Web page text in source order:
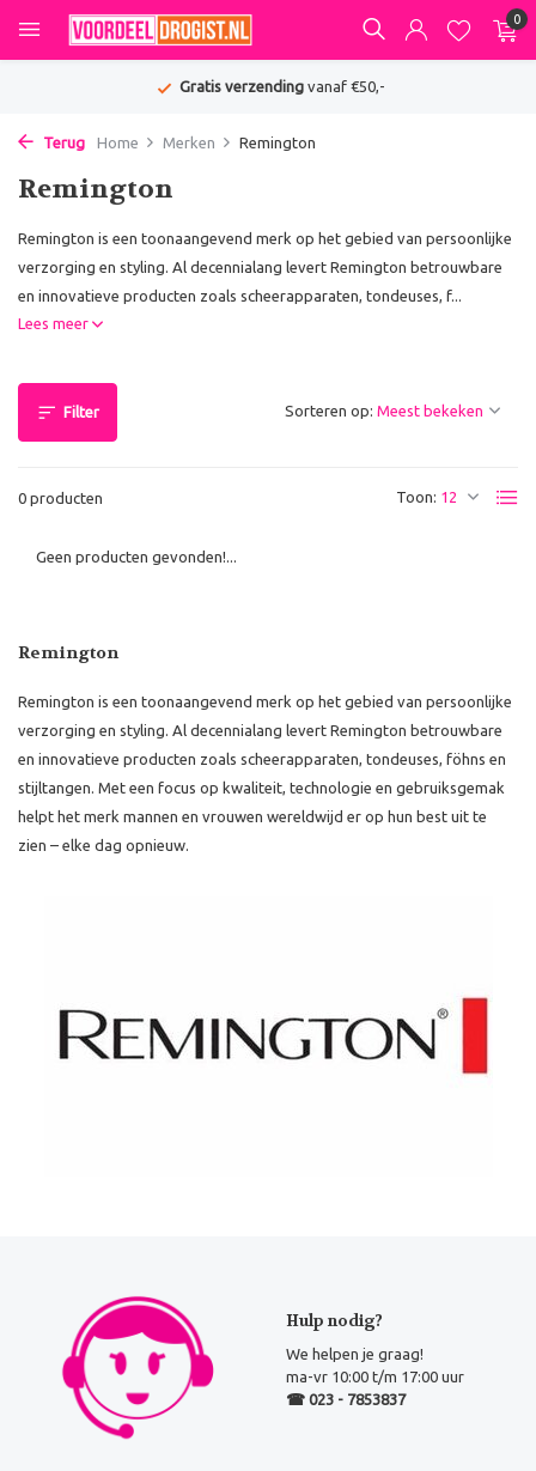
0
Gratis verzendingvanaf €50,-
Terug Home Merken Remington
Remington
Remington is een toonaangevend merk op het gebied van persoonlijke
verzorging en styling. Al decennialang levert Remington betrouwbare
en innovatieve producten zoals scheerapparaten, tondeuses, f...
Lees meer
Filter
0 producten Toon:
Sorteren op:
Geen producten gevonden!...
Remington
Remington is een toonaangevend merk op het gebied van persoonlijke
verzorging en styling. Al decennialang levert Remington betrouwbare
en innovatieve producten zoals scheerapparaten, tondeuses, föhns en
stijltangen. Met een focus op kwaliteit, technologie en gebruiksgemak
helpt het merk mannen en vrouwen wereldwijd er op hun best uit te
zien – elke dag opnieuw.
Hulp nodig?
We helpen je graag!
ma-vr 10:00 t/m 17:00 uur
☎ 023 - 7853837